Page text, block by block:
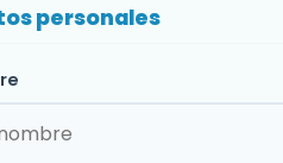
personales